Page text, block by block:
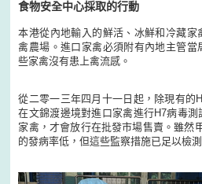
食物安全中心採取的行動
本港從內地輸入的鮮活、冰鮮和冷藏家
禽農場。進口家禽必須附有內地主管
些家禽沒有患上禽流感。
從二零一三年四月十一日起，除現有的
在文錦渡邊境對進口家禽進行H7病毒
家禽，才會放行在批發市場售賣。雖然
的發病率低，但這些監察措施已足以檢